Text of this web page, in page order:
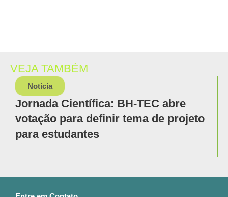
VEJA TAMBÉM
Notícia
Jornada Científica: BH-TEC abre
votação para definir tema de projeto
para estudantes